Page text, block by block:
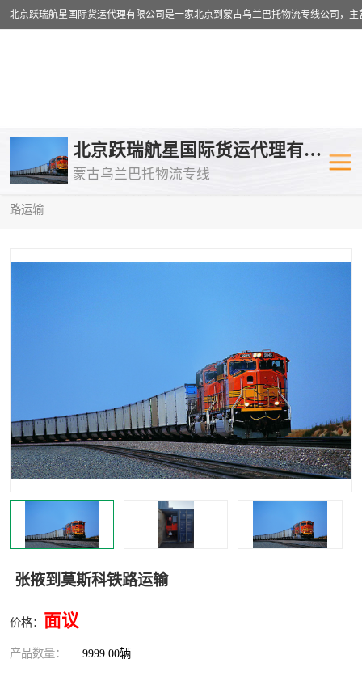
北京跃瑞航星国际货运代理有限公司
蒙古乌兰巴托物流专线
路运输
张掖到莫斯科铁路运输
价格： 面议
产品数量： 9999.00辆
乌兰巴托物流专线 乌兰巴托铁
乌兰巴托公路运输
中欧班列
蒙古乌兰巴托双清包税 蒙古乌兰巴